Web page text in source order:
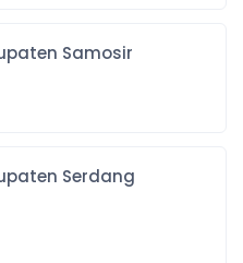
Kabupaten Samosir